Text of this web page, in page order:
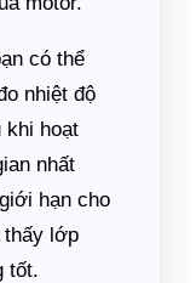
có thể
nhiệt độ
khi hoạt
nhất
hạn cho
thấy lớp
tốt.